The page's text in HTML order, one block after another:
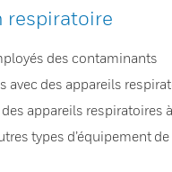
respiratoire
des contaminants
avec des appareils
des appareils respiratoires
types d’équipement